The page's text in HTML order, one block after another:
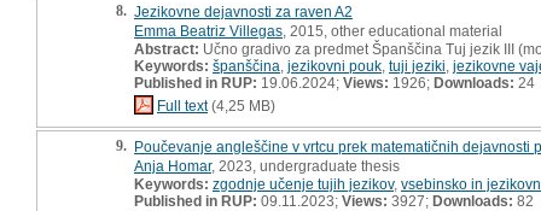
8. Jezikovne dejavnosti za raven A2
Emma Beatriz Villegas , 2015, other educational material
Abstract: Učno gradivo za predmet Španščina Tuj jezik III
Keywords: španščina jezikovni pouk tuji jeziki jezikovne
Published in RUP: 19.06.2024; Views: 1926; Downloads: 24
Full text(4,25 MB)
9. Poučevanje angleščine v vrtcu prek matematičnih dejavnosti
Anja Homar, 2023, undergraduate thesis
Keywords: zgodnje učenje tujih jezikov, vsebinsko in
Published in RUP: 09.11.2023; Views: 3927; Downloads: 82